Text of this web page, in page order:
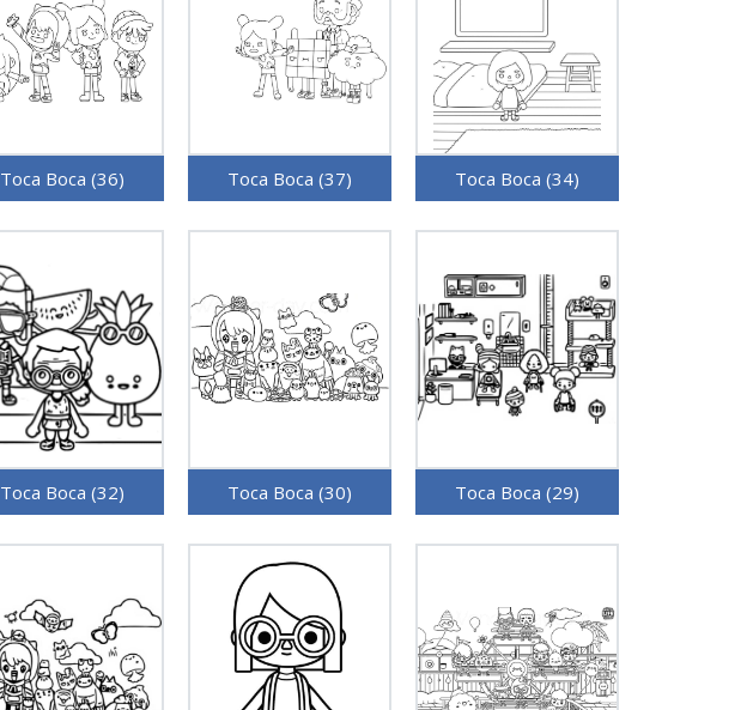
Toca Boca (36) Toca Boca (37) Toca Boca (34)
Toca Boca (32) Toca Boca (30) Toca Boca (29)